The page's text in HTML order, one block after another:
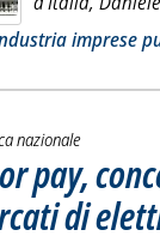
notizia
imprese
nazionale
pay,
di